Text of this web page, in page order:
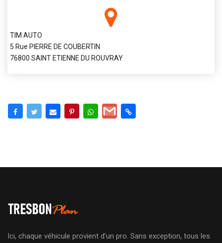
TIM AUTO
5 Rue PIERRE DE COUBERTIN
76800 SAINT ETIENNE DU ROUVRAY
Ici, chaque véhicule provient d’un pro. Sans exception, tous les